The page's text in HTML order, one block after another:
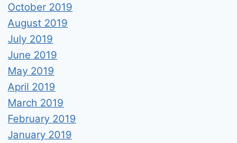
October 2019
August 2019
July 2019
June 2019
May 2019
April 2019
March 2019
February 2019
January 2019